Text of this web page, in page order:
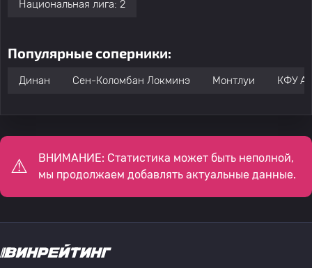
Национальная лига: 2
Популярные соперники:
Динан Сен-Коломбан Локминэ Монтлуи КФУ
ВНИМАНИЕ: Статистика может быть неполной,
мы продолжаем добавлять актуальные данные.